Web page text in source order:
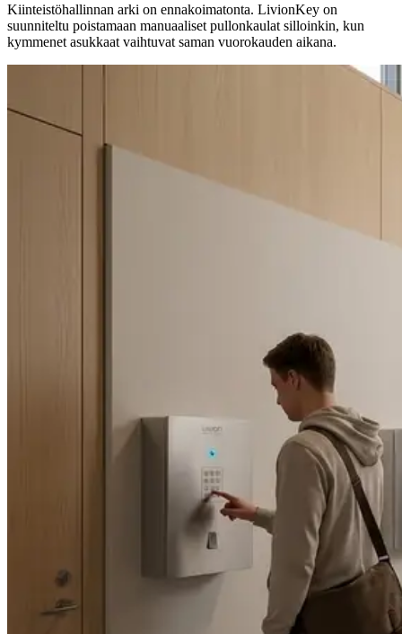
Kiinteistöhallinnan arki on ennakoimatonta. LivionKey on
suunniteltu poistamaan manuaaliset pullonkaulat silloinkin, kun
kymmenet asukkaat vaihtuvat saman vuorokauden aikana.